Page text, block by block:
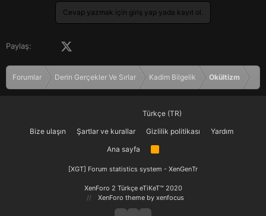
Cevap yazmak için giriş yap yada kayıt ol.
Paylaş: Facebook
Forumlar Derin Gerçekler Ve Sırlar Kadim Bilgelik Okültizm
Türkçe (TR)
Bize ulaşın
Şartlar ve kurallar Gizlilik politikası
Yardım
Ana sayfa
R
[XGT] Forum statistics system - XenGenTr
XenForo 2 Türkçe eTiKeT™ 2020
XenForo theme by xenfocus